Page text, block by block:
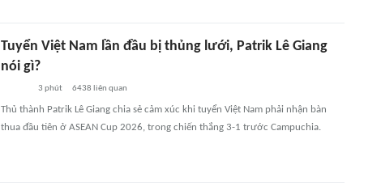
Tuyển Việt Nam lần đầu bị thủng lưới, Patrik Lê Giang
nói gì?
3 phút 6438 liên quan
Thủ thành Patrik Lê Giang chia sẻ cảm xúc khi tuyển Việt Nam phải nhận bàn
thua đầu tiên ở ASEAN Cup 2026, trong chiến thắng 3-1 trước Campuchia.